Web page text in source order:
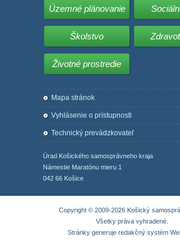
Územné plánovanie
Školstvo
Životné prostredie
Mapa stránok
Vyhlásenie o prístupnosti
Technický prevádzkovateľ
Úrad Košického samosprávneho kraja
Námestie Maratónu mieru 1
042 66 Košice
Copyright © 2009-2026 Košický
Všetky práva vyhradené.
Stránky generuje redakčný systém